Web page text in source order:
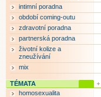
intimní poradna
období coming-outu
zdravotní poradna
partnerská poradna
životní kolize a
zneužívání
mix
TÉMATA
homosexualita